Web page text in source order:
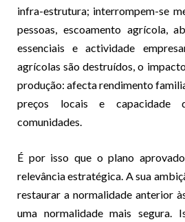
infra-estrutura; interrompem-se
pessoas, escoamento agrícola,
essenciais e actividade
agrícolas são destruídos, o
produção: afecta rendimento
preços locais e capacidade
comunidades.
É por isso que o plano
relevância estratégica. A sua
restaurar a normalidade anterior
uma normalidade mais segura.